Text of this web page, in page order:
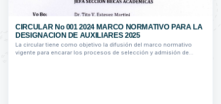
CIRCULAR No 001 2024 MARCO NORMATIVO PARA LA
DESIGNACION DE AUXILIARES 2025
La circular tiene como objetivo la difusión del marco normativo
vigente para encarar los procesos de selección y admisión de